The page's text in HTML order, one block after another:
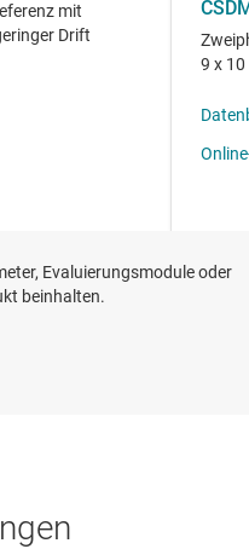
Evaluierungsmodule oder
beinhalten.